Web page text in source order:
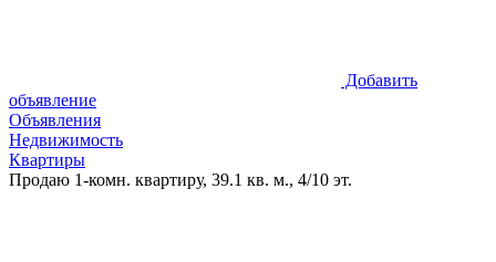
Добавить
объявление
Объявления
Недвижимость
Квартиры
Продаю 1-комн. квартиру, 39.1 кв. м., 4/10 эт.